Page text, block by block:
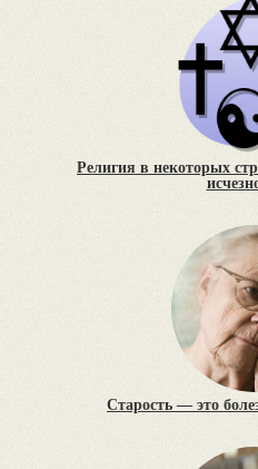
Религия в некоторых
Старость — это